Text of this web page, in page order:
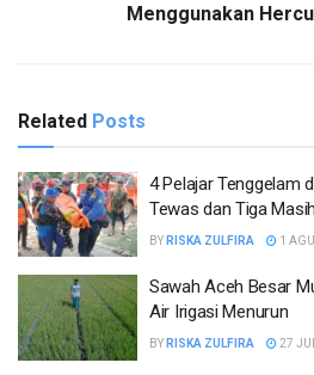
Menggunakan
Related Posts
4 Pelajar Tenggelam
Tewas dan Tiga
BY RISKA ZULFIRA 1
Sawah Aceh Besar
Air Irigasi Menurun
BY RISKA ZULFIRA 27